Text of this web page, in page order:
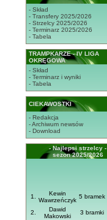
- Skład
- Transfery 2025/2026
- Strzelcy 2025/2026
- Terminarz 2025/2026
- Tabela
TRAMPKARZE - IV LIGA
OKRĘGOWA
- Skład
- Terminarz i wyniki
- Tabela
CIEKAWOSTKI
- Redakcja
- Archiwum newsów
- Download
- Najlepsi strzelcy -
sezon 2025/2026
1.
Kewin
Wawrzeńczyk
5 bramek
2.
Dawid
Makowski
3 bramki